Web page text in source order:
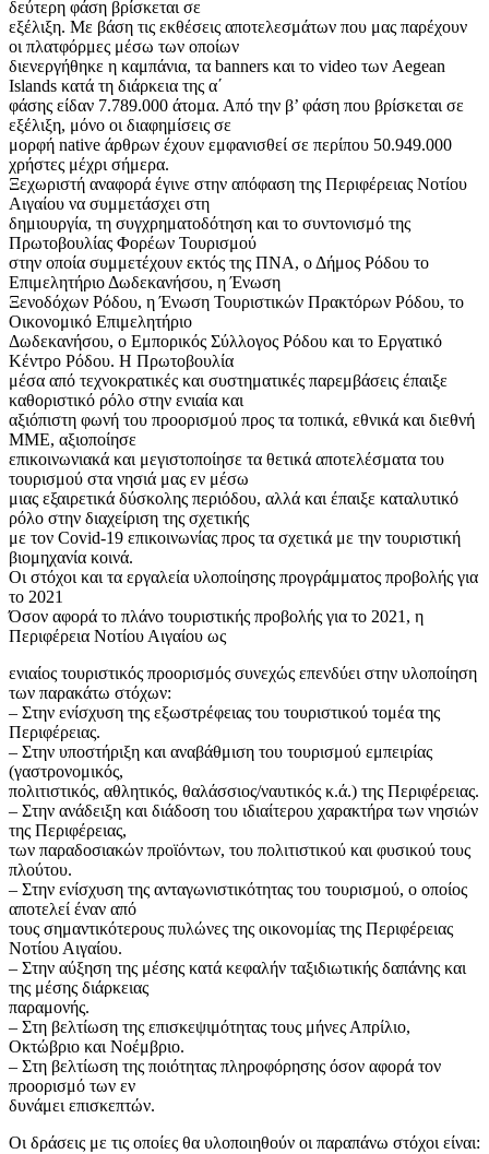
δεύτερη φάση βρίσκεται σε
εξέλιξη. Με βάση τις εκθέσεις αποτελεσμάτων που μας παρέχουν
οι πλατφόρμες μέσω των οποίων
διενεργήθηκε η καμπάνια, τα banners και το video των Aegean
Islands κατά τη διάρκεια της α΄
φάσης είδαν 7.789.000 άτομα. Από την β’ φάση που βρίσκεται σε
εξέλιξη, μόνο οι διαφημίσεις σε
μορφή native άρθρων έχουν εμφανισθεί σε περίπου 50.949.000
χρήστες μέχρι σήμερα.
Ξεχωριστή αναφορά έγινε στην απόφαση της Περιφέρειας Νοτίου
Αιγαίου να συμμετάσχει στη
δημιουργία, τη συγχρηματοδότηση και το συντονισμό της
Πρωτοβουλίας Φορέων Τουρισμού
στην οποία συμμετέχουν εκτός της ΠΝΑ, ο Δήμος Ρόδου το
Επιμελητήριο Δωδεκανήσου, η Ένωση
Ξενοδόχων Ρόδου, η Ένωση Τουριστικών Πρακτόρων Ρόδου, το
Οικονομικό Επιμελητήριο
Δωδεκανήσου, ο Εμπορικός Σύλλογος Ρόδου και το Εργατικό
Κέντρο Ρόδου. Η Πρωτοβουλία
μέσα από τεχνοκρατικές και συστηματικές παρεμβάσεις έπαιξε
καθοριστικό ρόλο στην ενιαία και
αξιόπιστη φωνή του προορισμού προς τα τοπικά, εθνικά και διεθνή
ΜΜΕ, αξιοποίησε
επικοινωνιακά και μεγιστοποίησε τα θετικά αποτελέσματα του
τουρισμού στα νησιά μας εν μέσω
μιας εξαιρετικά δύσκολης περιόδου, αλλά και έπαιξε καταλυτικό
ρόλο στην διαχείριση της σχετικής
με τον Covid-19 επικοινωνίας προς τα σχετικά με την τουριστική
βιομηχανία κοινά.
Οι στόχοι και τα εργαλεία υλοποίησης προγράμματος προβολής για
το 2021
Όσον αφορά το πλάνο τουριστικής προβολής για το 2021, η
Περιφέρεια Νοτίου Αιγαίου ως
ενιαίος τουριστικός προορισμός συνεχώς επενδύει στην υλοποίηση
των παρακάτω στόχων:
– Στην ενίσχυση της εξωστρέφειας του τουριστικού τομέα της
Περιφέρειας.
– Στην υποστήριξη και αναβάθμιση του τουρισμού εμπειρίας
(γαστρονομικός,
πολιτιστικός, αθλητικός, θαλάσσιος/ναυτικός κ.ά.) της Περιφέρειας.
– Στην ανάδειξη και διάδοση του ιδιαίτερου χαρακτήρα των νησιών
της Περιφέρειας,
των παραδοσιακών προϊόντων, του πολιτιστικού και φυσικού τους
πλούτου.
– Στην ενίσχυση της ανταγωνιστικότητας του τουρισμού, ο οποίος
αποτελεί έναν από
τους σημαντικότερους πυλώνες της οικονομίας της Περιφέρειας
Νοτίου Αιγαίου.
– Στην αύξηση της μέσης κατά κεφαλήν ταξιδιωτικής δαπάνης και
της μέσης διάρκειας
παραμονής.
– Στη βελτίωση της επισκεψιμότητας τους μήνες Απρίλιο,
Οκτώβριο και Νοέμβριο.
– Στη βελτίωση της ποιότητας πληροφόρησης όσον αφορά τον
προορισμό των εν
δυνάμει επισκεπτών.
Οι δράσεις με τις οποίες θα υλοποιηθούν οι παραπάνω στόχοι είναι: